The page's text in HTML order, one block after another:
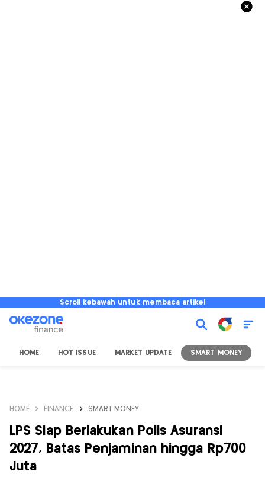
Scroll kebawah untuk membaca artikel
HOME HOT ISSUE MARKET UPDATE SMART MONEY
HOME FINANCE SMART MONEY
LPS Siap Berlakukan Polis Asuransi
2027, Batas Penjaminan hingga Rp700
Juta